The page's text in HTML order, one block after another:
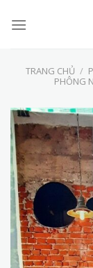
TRANG CHỦ /
PHÔNG